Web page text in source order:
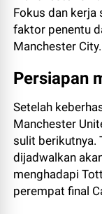
Fokus dan
faktor penentu
Manchester City.
Persiapan
Setelah
Manchester
sulit berikutnya.
dijadwalkan
menghadapi
perempat final